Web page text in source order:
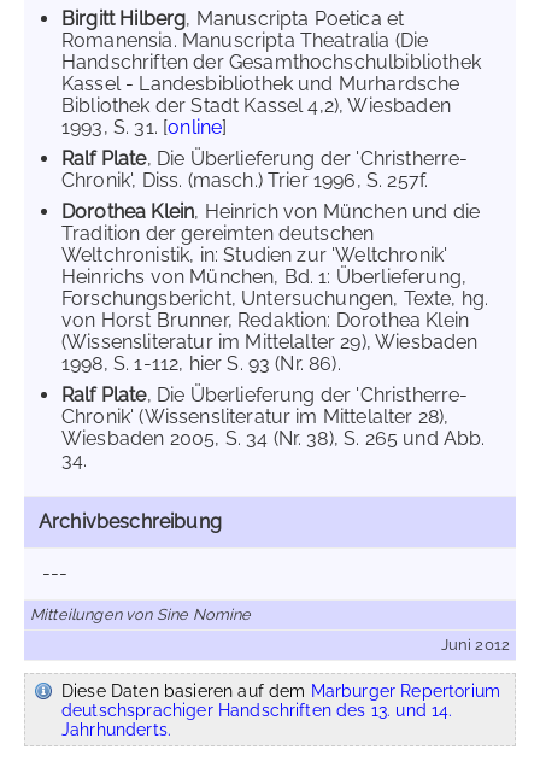
Birgitt Hilberg, Manuscripta Poetica et
Romanensia. Manuscripta Theatralia (Die
Handschriften der Gesamthochschulbibliothek
Kassel - Landesbibliothek und Murhardsche
Bibliothek der Stadt Kassel 4,2), Wiesbaden
1993, S. 31. [online]
Ralf Plate, Die Überlieferung der 'Christherre-
Chronik', Diss. (masch.) Trier 1996, S. 257f.
Dorothea Klein, Heinrich von München und die
Tradition der gereimten deutschen
Weltchronistik, in: Studien zur 'Weltchronik'
Heinrichs von München, Bd. 1: Überlieferung,
Forschungsbericht, Untersuchungen, Texte, hg.
von Horst Brunner, Redaktion: Dorothea Klein
(Wissensliteratur im Mittelalter 29), Wiesbaden
1998, S. 1-112, hier S. 93 (Nr. 86).
Ralf Plate, Die Überlieferung der 'Christherre-
Chronik' (Wissensliteratur im Mittelalter 28),
Wiesbaden 2005, S. 34 (Nr. 38), S. 265 und Abb.
34.
Archivbeschreibung
---
Mitteilungen von Sine Nomine
Juni 2012
Diese Daten basieren auf dem Marburger Repertorium
deutschsprachiger Handschriften des 13. und 14.
Jahrhunderts.